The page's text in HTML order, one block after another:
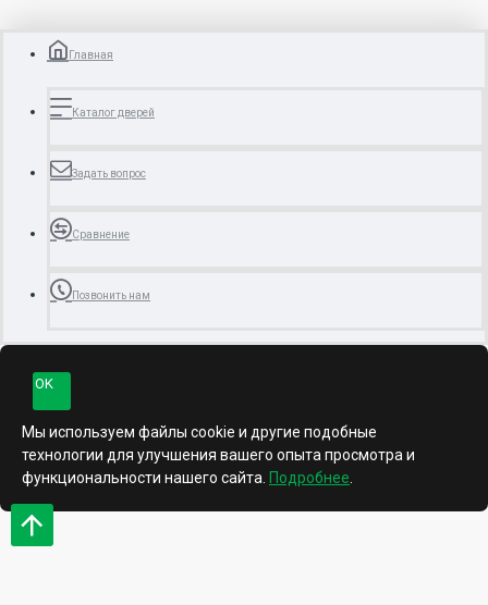
Главная
Каталог дверей
Задать вопрос
Сравнение
Позвонить нам
OK
Мы используем файлы cookie и другие подобные
технологии для улучшения вашего опыта просмотра и
функциональности нашего сайта. Подробнее